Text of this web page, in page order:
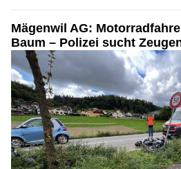
Mägenwil AG:
Baum – Polizei sucht